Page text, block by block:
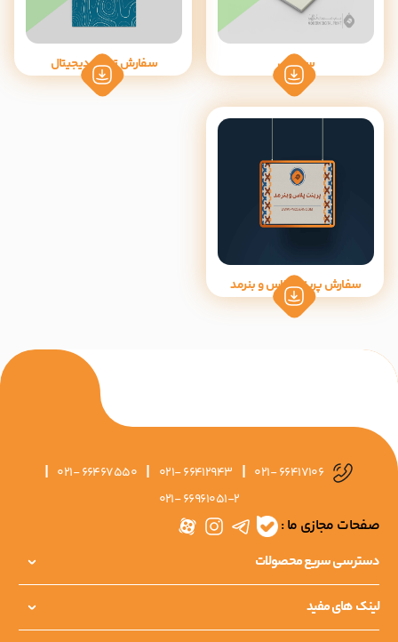
سفارش سفارش تراکت دیجیتال
سفارش پرینت پلاس و بنرمد
021- 66417106
|
021- 66412943
|
021- 66467550
|
021- 66961051-2
صفحات مجازی ما :
دسترسی سریع محصولات
لینک های مفید